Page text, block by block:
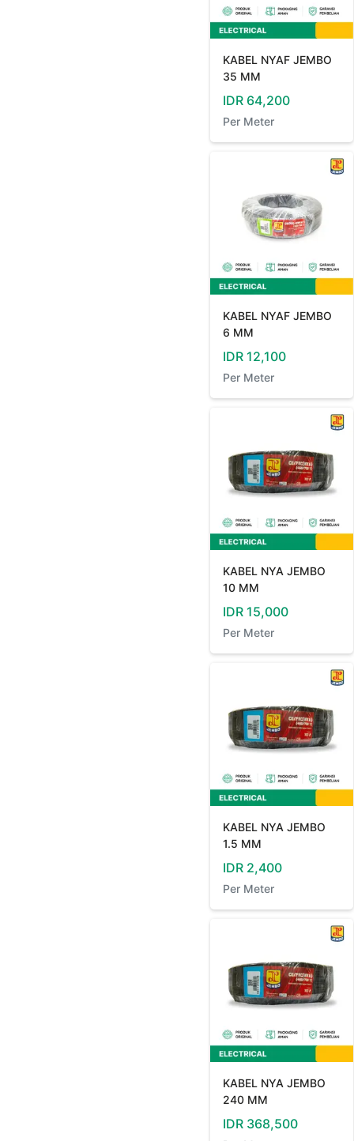
KABEL NYAF JEMBO
35 MM
IDR 64,200
Per Meter
KABEL NYAF JEMBO
6 MM
IDR 12,100
Per Meter
KABEL NYA JEMBO
10 MM
IDR 15,000
Per Meter
KABEL NYA JEMBO
1.5 MM
IDR 2,400
Per Meter
KABEL NYA JEMBO
240 MM
IDR 368,500